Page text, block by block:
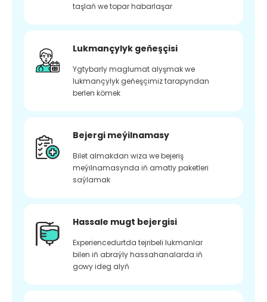
taşlaň we topar habarlaşar
Lukmançylyk geňeşçisi
Ygtybarly maglumat alyşmak we
lukmançylyk geňeşçimiz tarapyndan
berlen kömek
Bejergi meýilnamasy
Bilet almakdan wiza we bejeriş
meýilnamasynda iň amatly paketleri
saýlamak
Hassale mugt bejergisi
Experiencedurtda tejribeli lukmanlar
bilen iň abraýly hassahanalarda iň
gowy ideg alyň